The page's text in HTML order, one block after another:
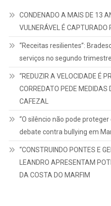
CONDENADO A MAIS DE 13
VULNERÁVEL É
“Receitas resilientes”:
serviços no segundo trimestre
“REDUZIR A VELOCIDADE É
CORREDATO PEDE MEDIDAS
CAFEZAL
“O silêncio não pode
debate contra bullying em
“CONSTRUINDO PONTES E
LEANDRO APRESENTAM
DA COSTA DO MARFIM